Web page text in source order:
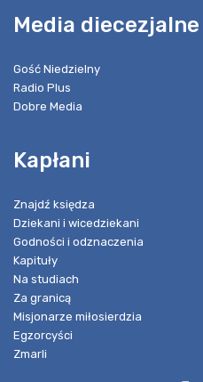
Media diecezjalne
Gość Niedzielny
Radio Plus
Dobre Media
Kapłani
Znajdź księdza
Dziekani i wicedziekani
Godności i odznaczenia
Kapituły
Na studiach
Za granicą
Misjonarze miłosierdzia
Egzorcyści
Zmarli